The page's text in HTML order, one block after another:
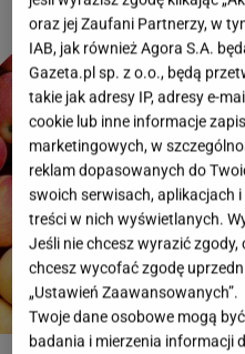
oraz jej Zaufani Partnerzy, w
IAB, jak również Agora S.A.
Gazeta.pl sp. z o.o., będą
takie jak adresy IP, adresy e-
cookie lub inne informacje
marketingowych, w
reklam dopasowanych do
swoich serwisach, aplikacjach
treści w nich wyświetlanych.
Jeśli nie chcesz wyrazić
chcesz wycofać zgodę
„Ustawień Zaawansowanych”.
Twoje dane osobowe mogą
badania i mierzenia informacji